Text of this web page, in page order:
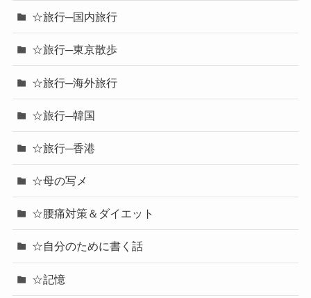
☆旅行─国内旅行
☆旅行─東京散歩
☆旅行─海外旅行
☆旅行─韓国
☆旅行─香港
☆母の写メ
☆腰痛対策＆ダイエット
☆自分のために書く話
☆記憶